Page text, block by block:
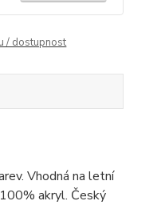
/ dostupnost
Vhodná na letní
akryl. Český